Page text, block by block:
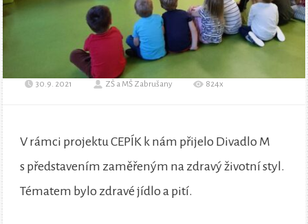
30.9. 2021 ZŠ a MŠ Zabrušany 824x
V rámci projektu CEPÍK k nám přijelo Divadlo M
s představením zaměřeným na zdravý životní styl.
Tématem bylo zdravé jídlo a pití.